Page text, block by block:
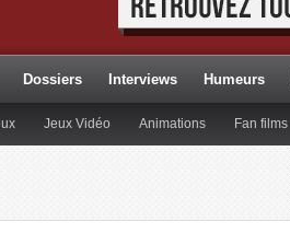
Dossiers Interviews Humeurs
Jeux Vidéo Animations Fan films